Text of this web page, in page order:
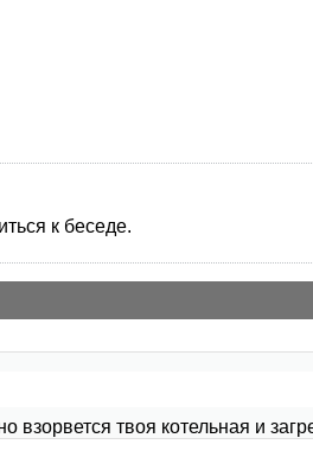
к беседе.
взорвется твоя котельная и